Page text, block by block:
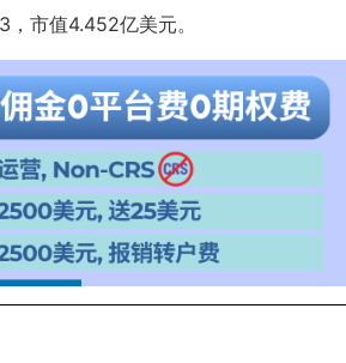
市值4.452亿美元。